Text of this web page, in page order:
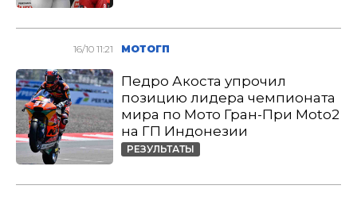
16/10 11:21 МОТОГП
Педро Акоста упрочил
позицию лидера чемпионата
мира по Мото Гран-При Moto2
на ГП Индонезии
РЕЗУЛЬТАТЫ